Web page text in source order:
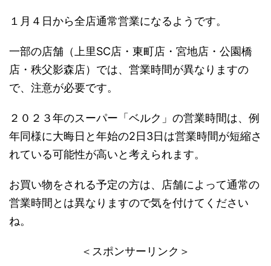
１月４日から全店通常営業になるようです。
一部の店舗（上里SC店・東町店・宮地店・公園橋
店・秩父影森店）では、営業時間が異なりますの
で、注意が必要です。
２０２３年のスーパー「ベルク」の営業時間は、例
年同様に大晦日と年始の2日3日は営業時間が短縮さ
れている可能性が高いと考えられます。
お買い物をされる予定の方は、店舗によって通常の
営業時間とは異なりますので気を付けてください
ね。
＜スポンサーリンク＞